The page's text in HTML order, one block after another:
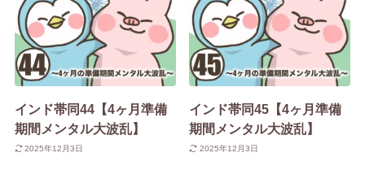
インド帯同44【4ヶ月準備
期間メンタル大波乱】
2025年12月3日
インド帯同45【4ヶ月準備
期間メンタル大波乱】
2025年12月3日